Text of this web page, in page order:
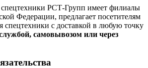
спецтехники РСТ-Групп имеет филиалы
Федерации, предлагает посетителям
спецтехники с доставкой в любую точку
самовывозом или через